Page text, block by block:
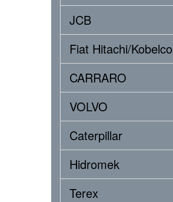
JCB
Fiat Hitachi/Kobelco
CARRARO
VOLVO
Caterpillar
Hidromek
Terex